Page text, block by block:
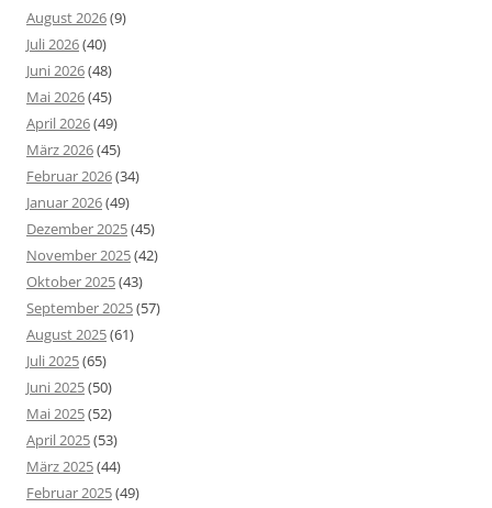
August 2026(9)
Juli 2026(40)
Juni 2026(48)
Mai 2026(45)
April 2026(49)
März 2026(45)
Februar 2026(34)
Januar 2026(49)
Dezember 2025(45)
November 2025(42)
Oktober 2025(43)
September 2025(57)
August 2025(61)
Juli 2025(65)
Juni 2025(50)
Mai 2025(52)
April 2025(53)
März 2025(44)
Februar 2025(49)